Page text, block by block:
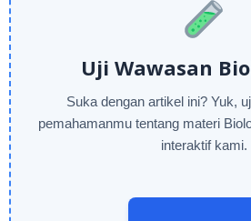
Uji Wawasan
Suka dengan artikel ini? Yuk,
pemahamanmu tentang materi
interaktif kami.